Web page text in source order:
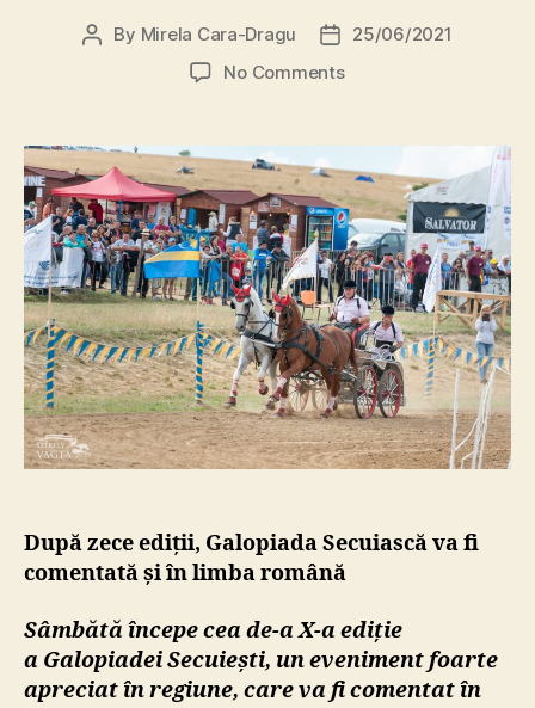
Post
By Mirela Cara-Dragu
Post
date
25/06/2021
No Commentson
ediții,
Galopiada
Secuiască
va
fi
comentată
și
în
limba
română
După zece ediții, Galopiada Secuiască va fi
comentată și în limba română
Sâmbătă începecea de-a X-a ediție
a Galopiadei Secuiești, un eveniment foarte
apreciat în regiune, care va fi comentat în